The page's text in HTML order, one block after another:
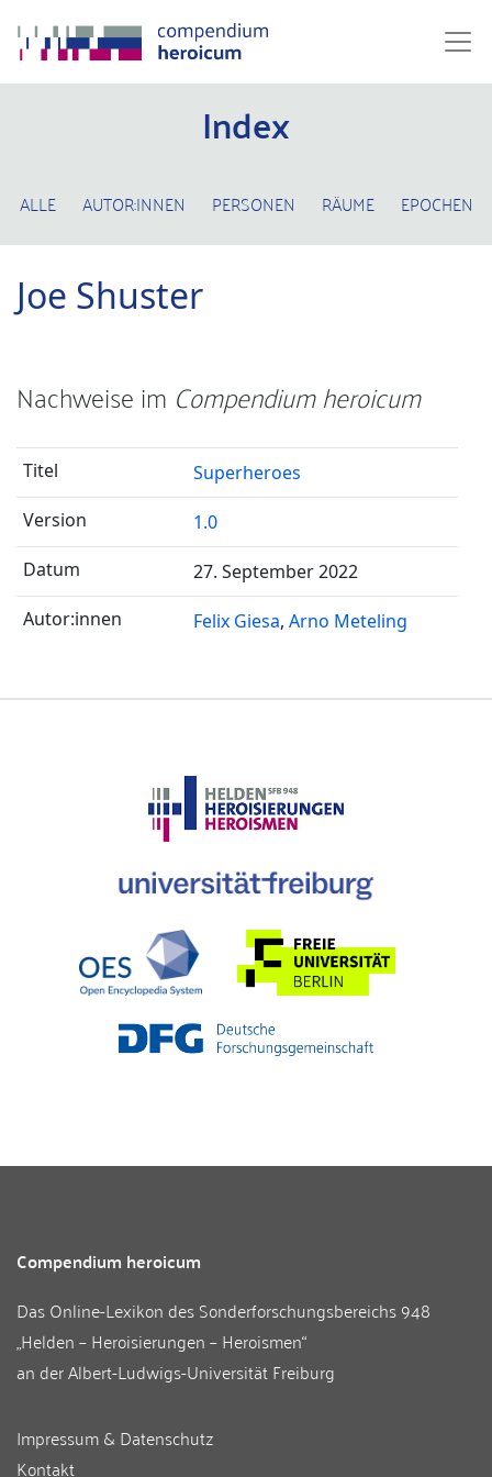
Index
ALLE AUTOR:INNEN PERSONEN RÄUME EPOCHEN
Joe Shuster
Nachweise im Compendium heroicum
Superheroes
1.0
27. September 2022
Felix Giesa Arno Meteling
Compendium heroicum
Das Online-Lexikon desSonderforschungsbereichs 948
„Helden – Heroisierungen – Heroismen“
an derAlbert-Ludwigs-Universität Freiburg
Impressum & Datenschutz
Kontakt